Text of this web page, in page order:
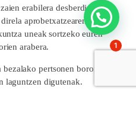
erabilera desberdintzeaz
aprobetxatzearen
uneak sortzeko euren
arabera.
pertsonen borondatea,
laguntzen digutenak.
1